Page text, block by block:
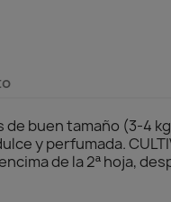
buen tamaño (3-4
y perfumada.
de la 2ª hoja,